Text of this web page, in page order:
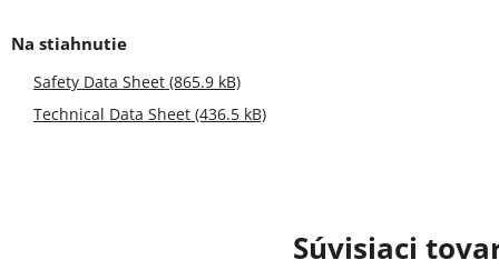
Súvisiaci
Safety Data Sheet (865.9 kB)
Technical Data Sheet (436.5 kB)